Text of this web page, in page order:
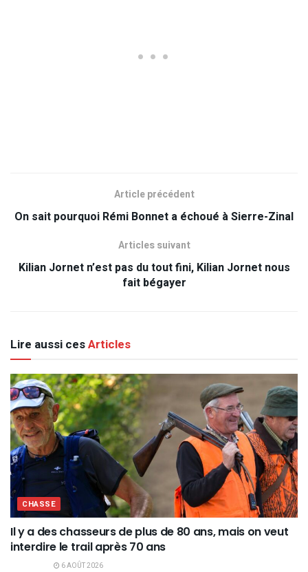
Article précédent
On sait pourquoi Rémi Bonnet a échoué à Sierre-Zinal
Articles suivant
Kilian Jornet n’est pas du tout fini, Kilian Jornet nous
fait bégayer
Lire aussi cesArticles
CHASSE
Il y a des chasseurs de plus de 80 ans, mais on veut
interdire le trail après 70 ans
6 AOÛT 2026